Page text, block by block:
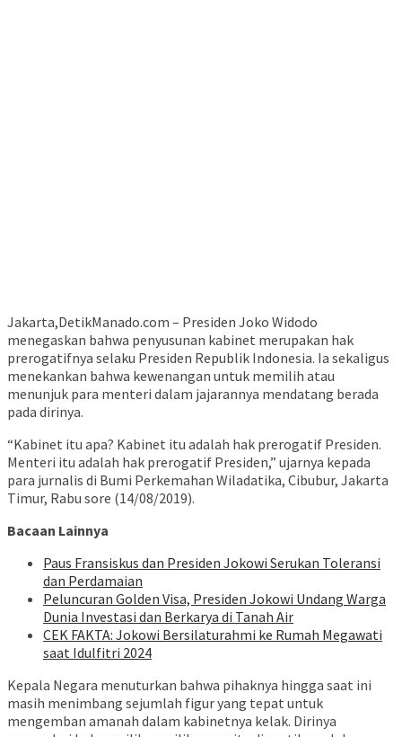
Jakarta,DetikManado.com – Presiden Joko Widodo
menegaskan bahwa penyusunan kabinet merupakan hak
prerogatifnya selaku Presiden Republik Indonesia. Ia sekaligus
menekankan bahwa kewenangan untuk memilih atau
menunjuk para menteri dalam jajarannya mendatang berada
pada dirinya.
“Kabinet itu apa? Kabinet itu adalah hak prerogatif Presiden.
Menteri itu adalah hak prerogatif Presiden,” ujarnya kepada
para jurnalis di Bumi Perkemahan Wiladatika, Cibubur, Jakarta
Timur, Rabu sore (14/08/2019).
Bacaan Lainnya
Paus Fransiskus dan Presiden Jokowi Serukan Toleransi
dan Perdamaian
Peluncuran Golden Visa, Presiden Jokowi Undang Warga
Dunia Investasi dan Berkarya di Tanah Air
CEK FAKTA: Jokowi Bersilaturahmi ke Rumah Megawati
saat Idulfitri 2024
Kepala Negara menuturkan bahwa pihaknya hingga saat ini
masih menimbang sejumlah figur yang tepat untuk
mengemban amanah dalam kabinetnya kelak. Dirinya